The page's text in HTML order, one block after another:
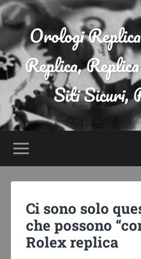
Orologi
Replica,
Siti Sicuri,
Ci sono solo
che possono
Rolex replica